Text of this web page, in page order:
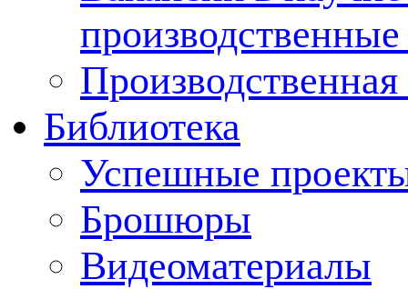
Производственная
Библиотека
Успешные
Брошюры
Видеоматериалы